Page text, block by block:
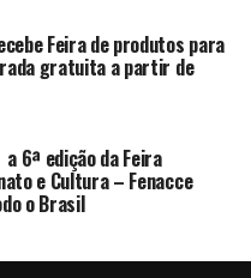
Feira de produtos para
gratuita a partir de
6ª edição da Feira
e Cultura – Fenacce
o Brasil